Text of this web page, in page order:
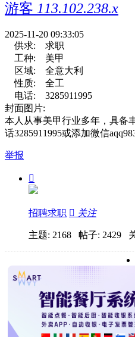
游客 113.102.238.x
2025-11-20 09:33:05
供求:
求职
工种:
美甲
区域:
全意大利
性质:
全工
电话:
3285911995
封面图片:
本人从事美甲行业多年，具备
话3285911995或添加微信
举报

招聘求职  关注
主题: 2168 帖子: 2429